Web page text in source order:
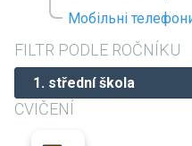
Мобільні
FILTR PODLE ROČNÍKU
CVIČENÍ